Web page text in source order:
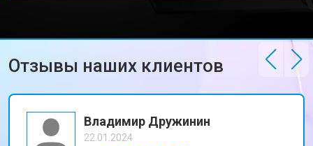
Отзывы наших клиентов
Владимир Дружинин
22.01.2024